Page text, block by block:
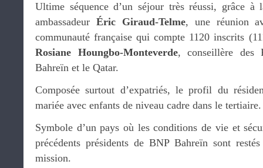
Ultime séquence d’un séjour très réussi, grâce
ambassadeur Éric Giraud-Telme, une réunion
communauté française qui compte 1120 inscrits
Rosiane Houngbo-Monteverde, conseillère des
Bahreïn et le Qatar.
Composée surtout d’expatriés, le profil du
mariée avec enfants de niveau cadre dans le tertiaire.
Symbole d’un pays où les conditions de vie et
précédents présidents de BNP Bahreïn sont
mission.